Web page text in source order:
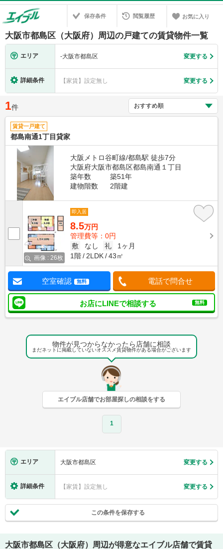
保存条件 閲覧履歴 お気に入り
大阪市都島区（大阪府）周辺の戸建ての賃貸物件一覧
エリア -大阪市都島区 変更する
詳細条件 【家賃】設定無し 変更する
1件
賃貸一戸建て
都島南通1丁目貸家
大阪メトロ谷町線/都島駅 徒歩7分
大阪府大阪市都島区都島南通１丁目
築年数
築51年
建物階数
2階建
画像 : 26枚
即入居
8.5万円
管理費等：0円
敷
なし 礼
1ヶ月
1階
2LDK 43㎡
空室確認 無料 電話で問合せ
お店にLINEで相談する 無料
物件が見つからなかったら店舗に相談
まだネットに掲載していないオススメ賃貸物件がある場合がございます
エイブル店舗でお部屋探しの相談をする
1
エリア 大阪市都島区 変更する
詳細条件 【家賃】設定無し 変更する
この条件を保存する
大阪市都島区（大阪府）
周辺が得意なエイブル店舗で賃貸